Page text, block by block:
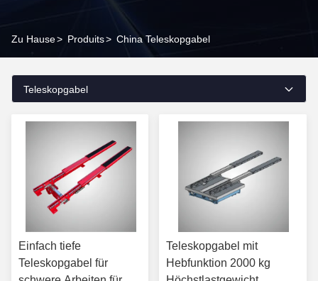
Zu Hause> Produits> China Teleskopgabel
Teleskopgabel
Einfach tiefe
Teleskopgabel für
Teleskopgabel mit
Hebfunktion 2000 kg